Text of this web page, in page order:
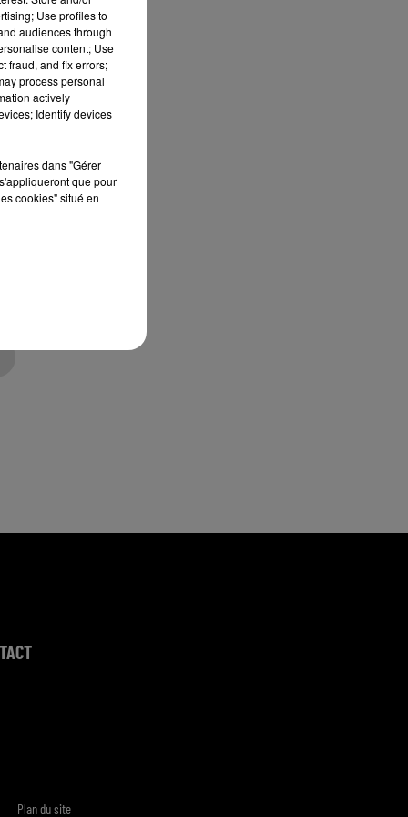
Plan du site
Use profiles to
audiences through
content; Use
fraud, and fix errors;
process personal
actively
Identify devices
dans "Gérer
que pour
cookies" situé en